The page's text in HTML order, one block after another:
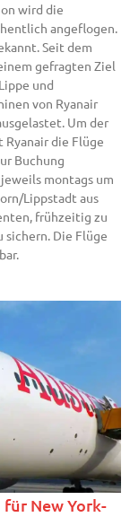
wird die
angeflogen.
Seit dem
gefragten Ziel
und
von Ryanair
Um der
die Flüge
Buchung
montags um
Lippstadt aus
frühzeitig zu
sichern. Die Flüge
New York-